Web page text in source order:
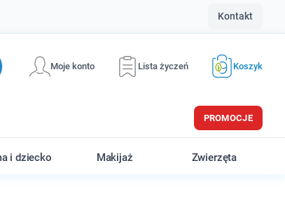
Kontakt
Moje konto Lista życzeń Koszyk
PROMOCJE
i dziecko Makijaż Zwierzęta